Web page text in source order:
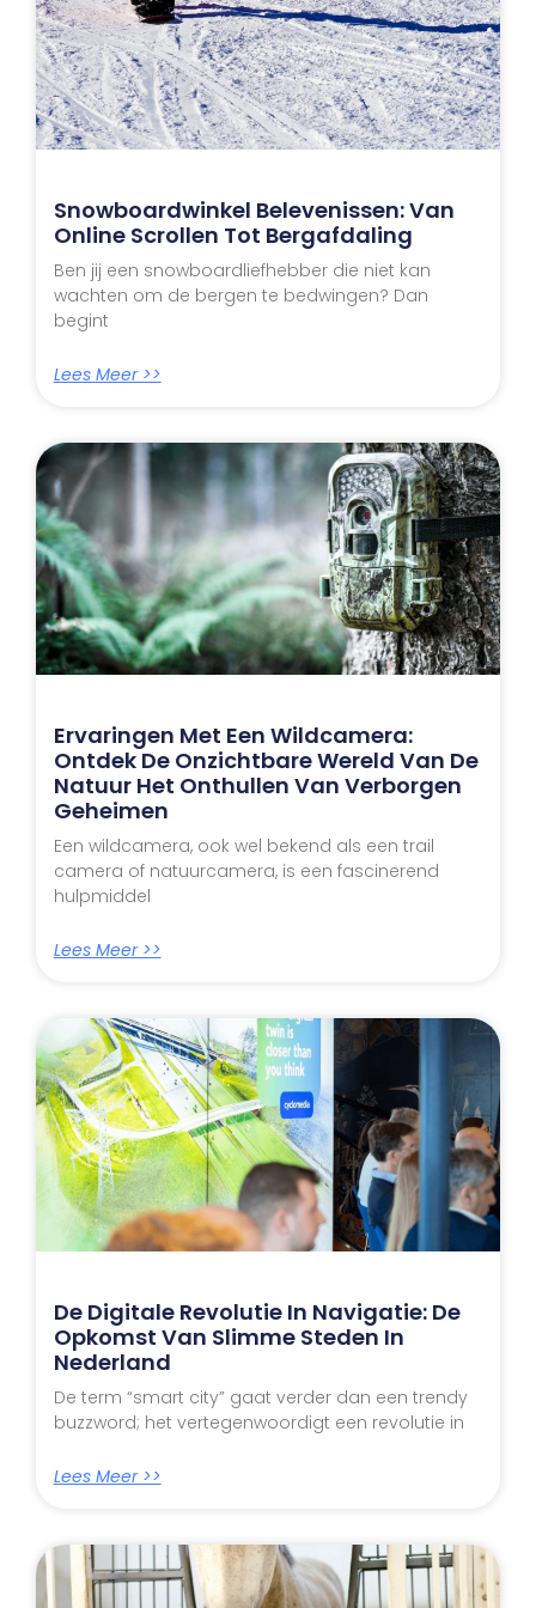
Snowboardwinkel Belevenissen: Van
Online Scrollen Tot Bergafdaling
Ben jij een snowboardliefhebber die niet kan
wachten om de bergen te bedwingen? Dan
begint
Lees Meer >>
Ervaringen Met Een Wildcamera:
Ontdek De Onzichtbare Wereld Van De
Natuur Het Onthullen Van Verborgen
Geheimen
Een wildcamera, ook wel bekend als een trail
camera of natuurcamera, is een fascinerend
hulpmiddel
Lees Meer >>
De Digitale Revolutie In Navigatie: De
Opkomst Van Slimme Steden In
Nederland
De term “smart city” gaat verder dan een trendy
buzzword; het vertegenwoordigt een revolutie in
Lees Meer >>